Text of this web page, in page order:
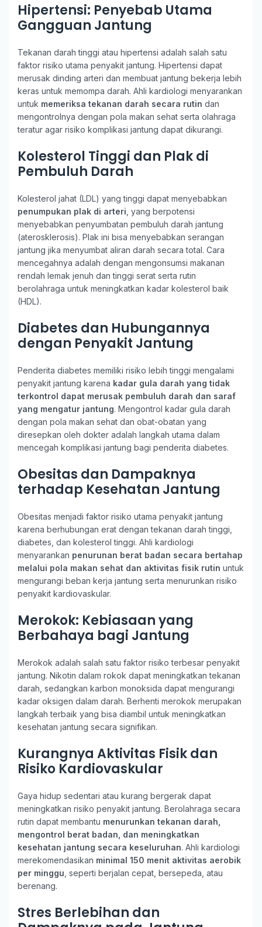
Hipertensi: Penyebab Utama
Gangguan Jantung
Tekanan darah tinggi atau hipertensi adalah salah satu
faktor risiko utama penyakit jantung. Hipertensi dapat
merusak dinding arteri dan membuat jantung bekerja lebih
keras untuk memompa darah. Ahli kardiologi menyarankan
untuk memeriksa tekanan darah secara rutin dan
mengontrolnya dengan pola makan sehat serta olahraga
teratur agar risiko komplikasi jantung dapat dikurangi.
Kolesterol Tinggi dan Plak di
Pembuluh Darah
Kolesterol jahat (LDL) yang tinggi dapat menyebabkan
penumpukan plak di arteri , yang berpotensi
menyebabkan penyumbatan pembuluh darah jantung
(aterosklerosis). Plak ini bisa menyebabkan serangan
jantung jika menyumbat aliran darah secara total. Cara
mencegahnya adalah dengan mengonsumsi makanan
rendah lemak jenuh dan tinggi serat serta rutin
berolahraga untuk meningkatkan kadar kolesterol baik
(HDL).
Diabetes dan Hubungannya
dengan Penyakit Jantung
Penderita diabetes memiliki risiko lebih tinggi mengalami
penyakit jantung karena kadar gula darah yang tidak
terkontrol dapat merusak pembuluh darah dan saraf
yang mengatur jantung. Mengontrol kadar gula darah
dengan pola makan sehat dan obat-obatan yang
diresepkan oleh dokter adalah langkah utama dalam
mencegah komplikasi jantung bagi penderita diabetes.
Obesitas dan Dampaknya
terhadap Kesehatan Jantung
Obesitas menjadi faktor risiko utama penyakit jantung
karena berhubungan erat dengan tekanan darah tinggi,
diabetes, dan kolesterol tinggi. Ahli kardiologi
menyarankan penurunan berat badan secara bertahap
melalui pola makan sehat dan aktivitas fisik rutin untuk
mengurangi beban kerja jantung serta menurunkan risiko
penyakit kardiovaskular.
Merokok: Kebiasaan yang
Berbahaya bagi Jantung
Merokok adalah salah satu faktor risiko terbesar penyakit
jantung. Nikotin dalam rokok dapat meningkatkan tekanan
darah, sedangkan karbon monoksida dapat mengurangi
kadar oksigen dalam darah. Berhenti merokok merupakan
langkah terbaik yang bisa diambil untuk meningkatkan
kesehatan jantung secara signifikan.
Kurangnya Aktivitas Fisik dan
Risiko Kardiovaskular
Gaya hidup sedentari atau kurang bergerak dapat
meningkatkan risiko penyakit jantung. Berolahraga secara
rutin dapat membantu menurunkan tekanan darah,
mengontrol berat badan, dan meningkatkan
kesehatan jantung secara keseluruhan. Ahli kardiologi
merekomendasikan minimal 150 menit aktivitas aerobik
per minggu , seperti berjalan cepat, bersepeda, atau
berenang.
Stres Berlebihan dan